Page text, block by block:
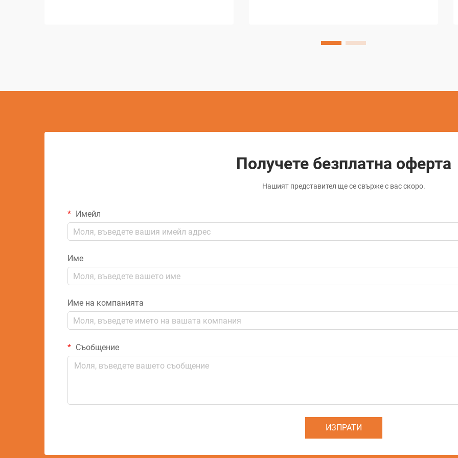
създаване на сложни форми и
Получете безплатна оферта
Нашият представител ще се свърже с вас скоро.
Имейл
Име
Име на компанията
Съобщение
ИЗПРАТИ